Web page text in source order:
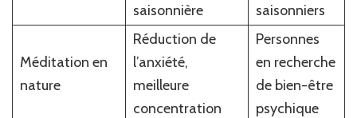
saisonnière
saisonniers
Méditation en
nature
Réduction de
l’anxiété,
meilleure
concentration
Personnes
en recherche
de bien-être
psychique